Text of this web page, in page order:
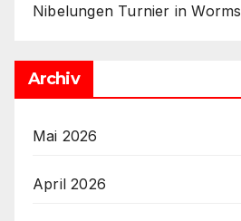
Nibelungen Turnier in Worms
Archiv
Mai 2026
April 2026